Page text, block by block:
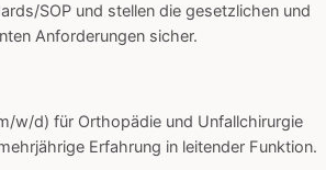
SOP und stellen die gesetzlichen und
Anforderungen sicher.
w/d) für Orthopädie und Unfallchirurgie
Erfahrung in leitender Funktion.